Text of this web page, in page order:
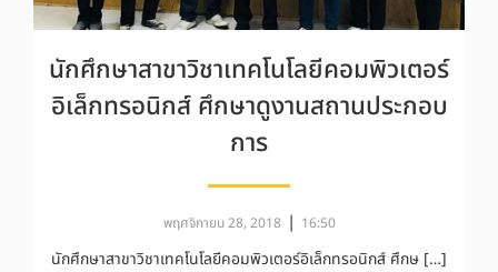
นักศึกษาสาขาวิชาเทคโนโลยีคอมพิวเตอร์
อิเล็กทรอนิกส์ ศึกษาดูงานสถานประกอบ
การ
พฤศจิกายน 28, 2018 | 16:50
นักศึกษาสาขาวิชาเทคโนโลยีคอมพิวเตอร์อิเล็กทรอนิกส์ ศึกษ […]